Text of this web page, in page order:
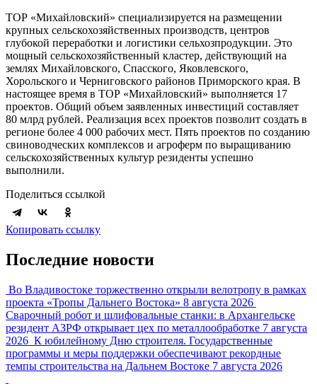
ТОР «Михайловский» специализируется на размещении
крупных сельскохозяйственных производств, центров
глубокой переработки и логистики сельхозпродукции. Это
мощный сельскохозяйственный кластер, действующий на
землях Михайловского, Спасского, Яковлевского,
Хорольского и Черниговского районов Приморского края. В
настоящее время в ТОР «Михайловский» выполняется 17
проектов. Общий объем заявленных инвестиций составляет
80 млрд рублей. Реализация всех проектов позволит создать в
регионе более 4 000 рабочих мест. Пять проектов по созданию
свиноводческих комплексов и агроферм по выращиванию
сельскохозяйственных культур резиденты успешно
выполнили.
Поделиться ссылкой
Копировать ссылку
Последние новости
Во Владивостоке торжественно открыли велотропу в рамках
проекта «Тропы Дальнего Востока» 8 августа 2026
Сварочный робот и шлифовальные станки: в Архангельске
резидент АЗРФ открывает цех по металлообработке 7 августа
2026 К юбилейному Дню строителя. Государственные
программы и меры поддержки обеспечивают рекордные
темпы строительства на Дальнем Востоке 7 августа 2026